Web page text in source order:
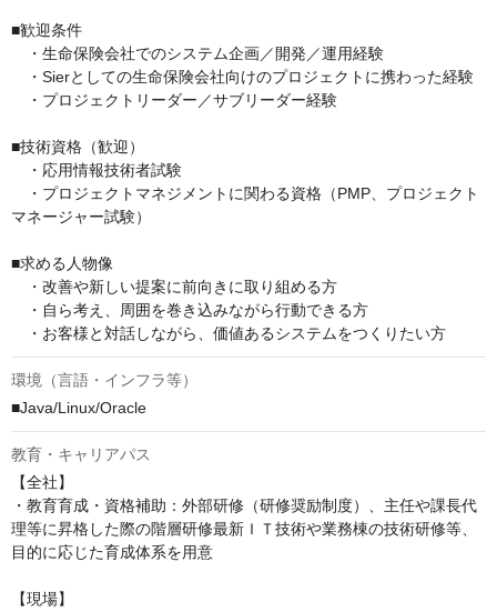
■歓迎条件
・生命保険会社でのシステム企画／開発／運用経験
・Sierとしての生命保険会社向けのプロジェクトに携わった経験
・プロジェクトリーダー／サブリーダー経験
■技術資格（歓迎）
・応用情報技術者試験
・プロジェクトマネジメントに関わる資格（PMP、プロジェクト
マネージャー試験）
■求める人物像
・改善や新しい提案に前向きに取り組める方
・自ら考え、周囲を巻き込みながら行動できる方
・お客様と対話しながら、価値あるシステムをつくりたい方
環境（言語・インフラ等）
■Java/Linux/Oracle
教育・キャリアパス
【全社】
・教育育成・資格補助：外部研修（研修奨励制度）、主任や課長代
理等に昇格した際の階層研修最新ＩＴ技術や業務棟の技術研修等、
目的に応じた育成体系を用意
【現場】